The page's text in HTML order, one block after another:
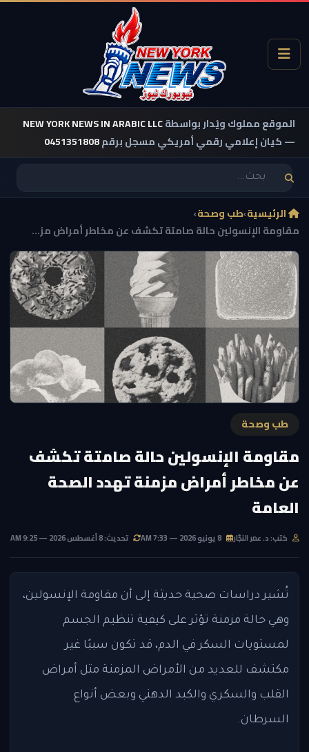
الموقع مملوك ويُدار بواسطةNEW YORK NEWS IN ARABIC LLC
— كيان إعلامي رقمي أمريكي مسجل برقم0451351808
الرئيسية›طب وصحة›
مقاومة الإنسولين حالة صامتة تكشف عن مخاطر أمراض مز...
طب وصحة
مقاومة الإنسولين حالة صامتة تكشف
عن مخاطر أمراض مزمنة تهدد الصحة
العامة
كتب: د. عمر النجّار تحديث: 8 أغسطس 2026 — 9:25 AM
تُشير دراسات صحية حديثة إلى أن مقاومة الإنسولين،
وهي حالة مزمنة تؤثر على كيفية تنظيم الجسم
لمستويات السكر في الدم، قد تكون سببًا غير
مكتشف للعديد من الأمراض المزمنة مثل أمراض
القلب والسكري والكبد الدهني وبعض أنواع
السرطان.